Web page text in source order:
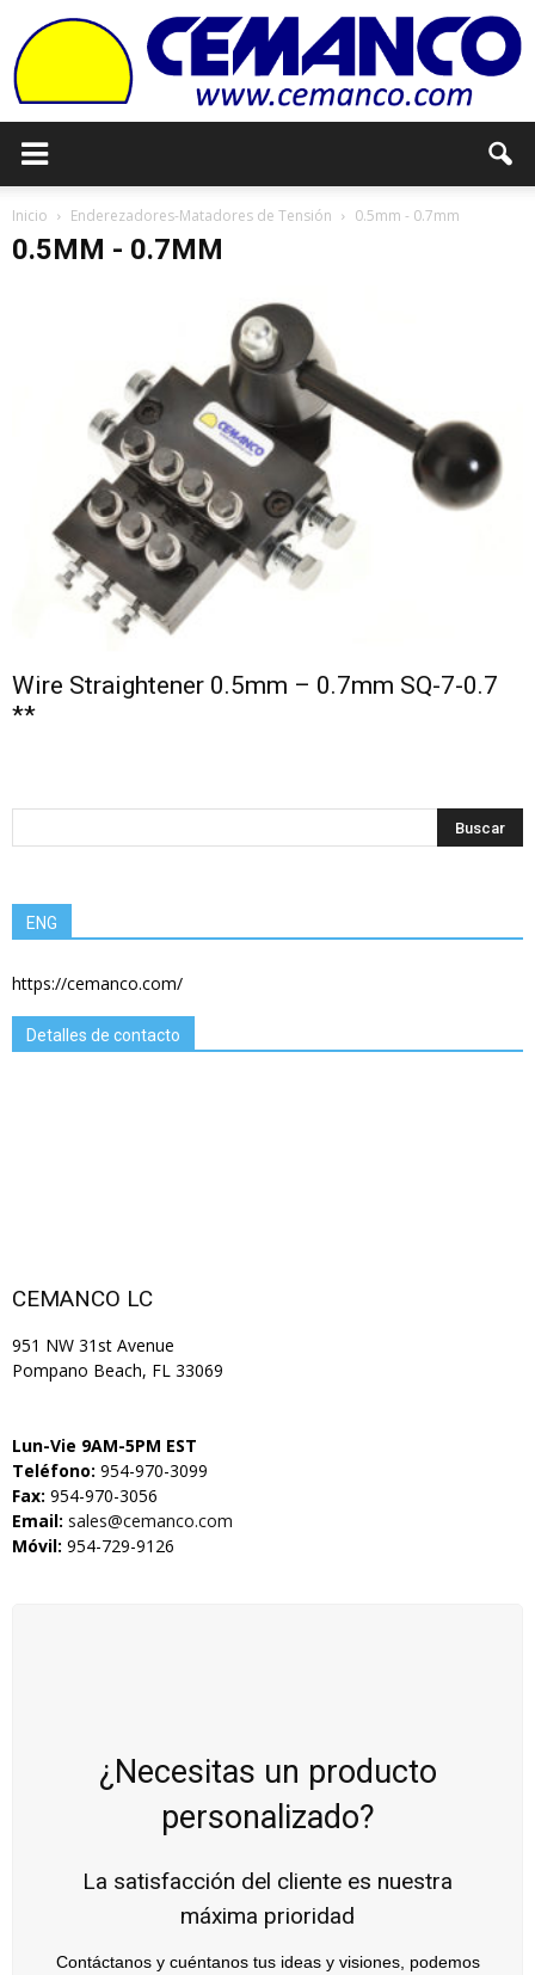
Inicio Enderezadores-Matadores de Tensión 0.5mm - 0.7mm
0.5MM - 0.7MM
Wire Straightener 0.5mm – 0.7mm SQ-7-0.7
**
ENG
https://cemanco.com/
Detalles de contacto
CEMANCO LC
951 NW 31st Avenue
Pompano Beach, FL 33069
Lun-Vie 9AM-5PM EST
Teléfono: 954-970-3099
Fax: 954-970-3056
Email: sales@cemanco.com
Móvil: 954-729-9126
¿Necesitas un producto
personalizado?
La satisfacción del cliente es nuestra
máxima prioridad
Contáctanos y cuéntanos tus ideas y visiones, podemos